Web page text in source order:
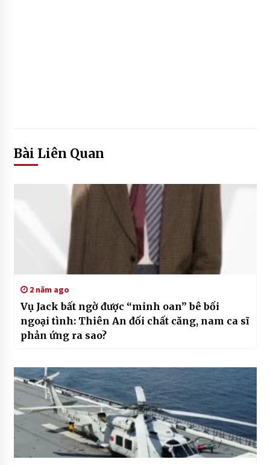
Bài Liên Quan
2 năm ago
Vụ Jack bất ngờ được “minh oan” bê bối
ngoại tình: Thiên An đối chất căng, nam ca sĩ
phản ứng ra sao?